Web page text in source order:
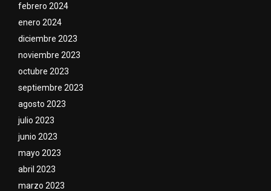
febrero 2024
enero 2024
diciembre 2023
noviembre 2023
octubre 2023
septiembre 2023
agosto 2023
julio 2023
junio 2023
mayo 2023
abril 2023
marzo 2023